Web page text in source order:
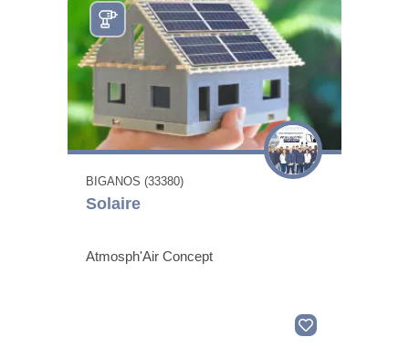
BIGANOS (33380)
Solaire
Atmosph'Air Concept